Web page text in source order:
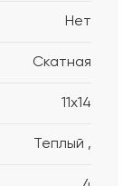
Нет
Скатная
11x14
Теплый ,